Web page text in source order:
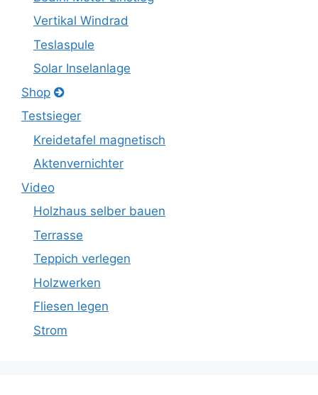
Vertikal Windrad
Teslaspule
Solar Inselanlage
Shop
Testsieger
Kreidetafel magnetisch
Aktenvernichter
Video
Holzhaus selber bauen
Terrasse
Teppich verlegen
Holzwerken
Fliesen legen
Strom